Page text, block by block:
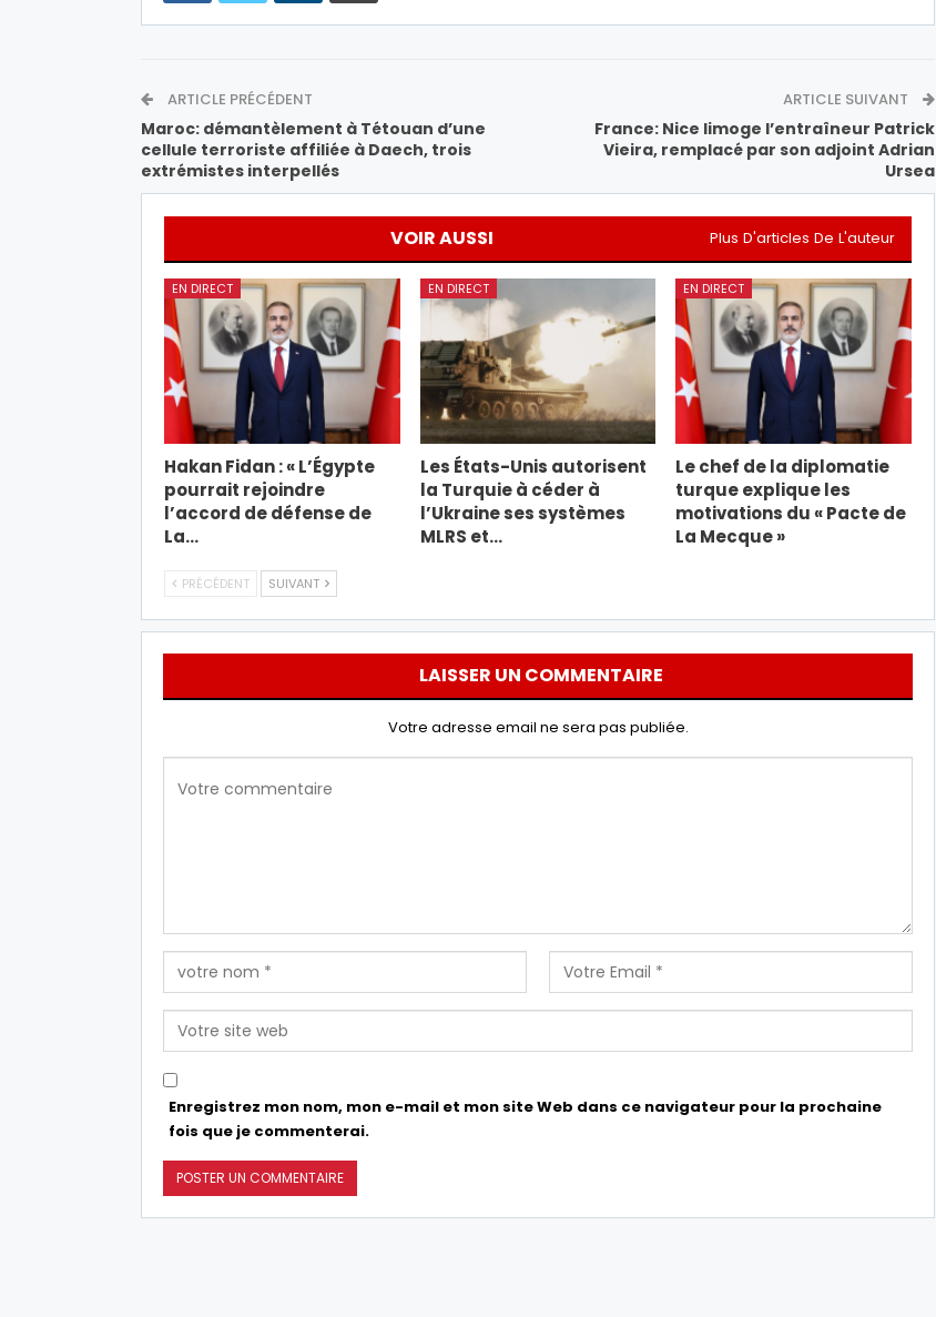
ARTICLE PRÉCÉDENT
Maroc: démantèlement à Tétouan d’une
cellule terroriste affiliée à Daech, trois
extrémistes interpellés
ARTICLE SUIVANT
France: Nice limoge l’entraîneur Patrick
Vieira, remplacé par son adjoint Adrian
Ursea
VOIR AUSSI Plus D'articles De L'auteur
EN DIRECT
Hakan Fidan : « L’Égypte
pourrait rejoindre
l’accord de défense de
La…
EN DIRECT
Les États-Unis autorisent
la Turquie à céder à
l’Ukraine ses systèmes
MLRS et…
EN DIRECT
Le chef de la diplomatie
turque explique les
motivations du « Pacte de
La Mecque »
PRÉCÉDENT SUIVANT
LAISSER UN COMMENTAIRE
Votre adresse email ne sera pas publiée.
Enregistrez mon nom, mon e-mail et mon site Web dans ce navigateur pour la prochaine
fois que je commenterai.